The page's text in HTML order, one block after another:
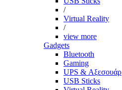
/
Virtual Reality
/
view more
Gadgets
Bluetooth
Gaming
UPS & Αξεσουάρ
USB Sticks